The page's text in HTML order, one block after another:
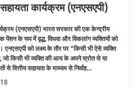
कार्यक्रम (एनएसएपी)
(एनएसएपी) भारत सरकार की एक केन्द्रीय
पेंशन के रूप में वृद्ध, विधवा और विकलांग व्यक्तियों को
एनएसएपी को लक्ष्य के तौर पर “किसी भी ऐसे व्यक्ति
जो किसी भी व्यक्ति की आय के अपने स्रोत से या
से वित्तीय सहायता के माध्यम से निर्वाह…